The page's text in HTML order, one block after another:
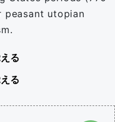
utopian
る
る